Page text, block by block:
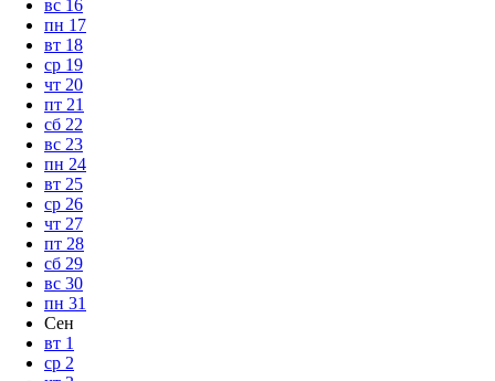
вс 16
пн 17
вт 18
ср 19
чт 20
пт 21
сб 22
вс 23
пн 24
вт 25
ср 26
чт 27
пт 28
сб 29
вс 30
пн 31
Сен
вт 1
ср 2